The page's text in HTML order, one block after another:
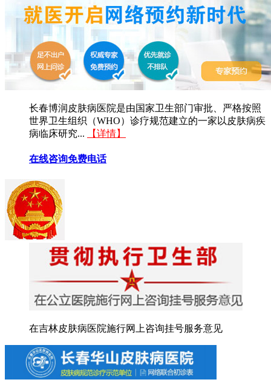
长春博润皮肤病医院是由国家卫生部门审批、严格按照
世界卫生组织（WHO）诊疗规范建立的一家以皮肤病疾
病临床研究...
【详情】
在线咨询免费电话
在吉林皮肤病医院施行网上咨询挂号服务意见